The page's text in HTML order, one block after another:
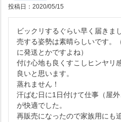
投稿日 2020/05/15
ビックリするぐらい早く届きま
売する姿勢は素晴らしいです。
に発送とかですよね）
付け心地も良くすこしヒンヤリ
良いと思います。
蒸れません！
汗ばむ日に1日付けて仕事（屋
が快適でした。
再販売になったので家族用にも